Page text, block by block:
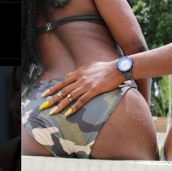
Nouveau
NICOLE KITT